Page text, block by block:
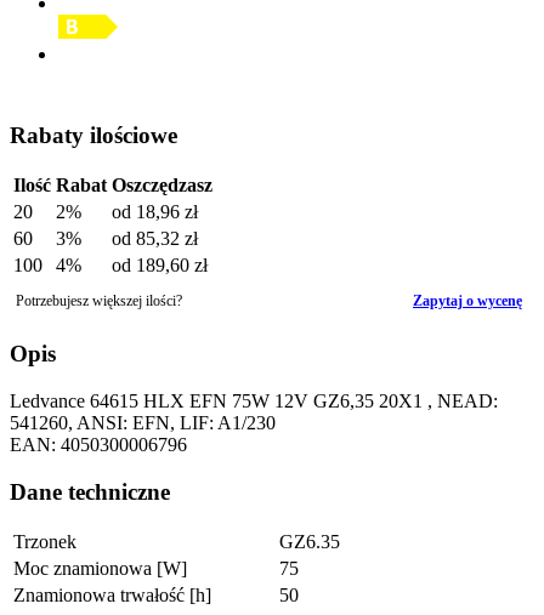
Rabaty ilościowe
Ilość Rabat Oszczędzasz
20
2% od 18,96 zł
60
3% od 85,32 zł
100
4% od 189,60 zł
Potrzebujesz większej ilości? Zapytaj o wycenę
Opis
Ledvance 64615 HLX EFN 75W 12V GZ6,35 20X1 , NEAD:
541260, ANSI: EFN, LIF: A1/230
EAN: 4050300006796
Dane techniczne
Trzonek
GZ6.35
Moc znamionowa [W]
75
Znamionowa trwałość [h]
50